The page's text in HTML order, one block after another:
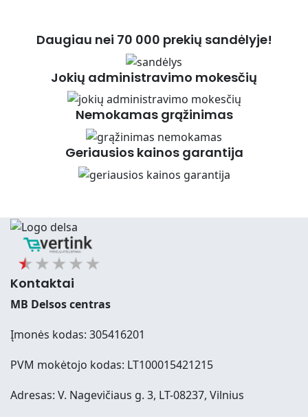
Daugiau nei 70 000 prekių sandėlyje!
Jokių administravimo mokesčių
Nemokamas grąžinimas
Geriausios kainos garantija
Kontaktai
MB Delsos centras
Įmonės kodas: 305416201
PVM mokėtojo kodas: LT100015421215
Adresas: V. Nagevičiaus g. 3, LT-08237, Vilnius